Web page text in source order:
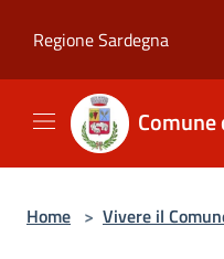
Regione Sardegna
Comune
Home > Vivere il